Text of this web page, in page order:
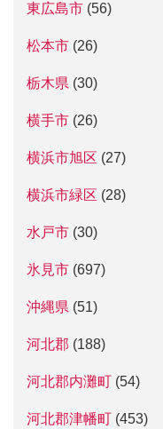
東広島市 (56)
松本市 (26)
栃木県 (30)
横手市 (26)
横浜市旭区 (27)
横浜市緑区 (28)
水戸市 (30)
氷見市 (697)
沖縄県 (51)
河北郡 (188)
河北郡内灘町 (54)
河北郡津幡町 (453)